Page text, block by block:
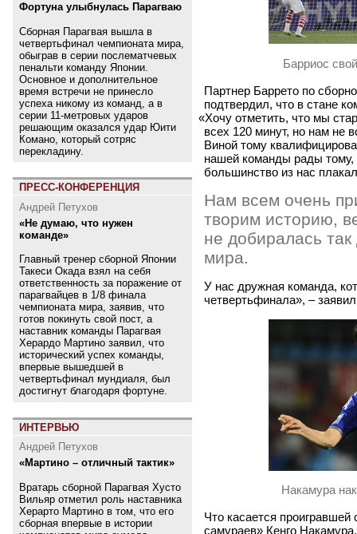
Барриос
Партнер Баррето по
подтвердил, что в стане
«Хочу отметить, что мы
всех 120 минут, но нам не
Виной тому
нашей команды рады
большинство из нас
Нам всем очень
творим историю,
не добиралась
мира.
У нас дружная команда,
четвертьфинала», –
Накамура
Что касается
самураев» Кенго
Фортуна улыбнулась Парагваю
Сборная Парагвая вышла в
четвертьфинал чемпионата мира,
обыграв в серии послематчевых
пенальти команду Японии.
Основное и дополнительное
время встречи не принесло
успеха никому из команд, а в
серии 11-метровых ударов
решающим оказался удар Юити
Комано, который сотряс
перекладину.
ПРЕСС-КОНФЕРЕНЦИЯ
Андрей Петухов
«Не думаю, что нужен
команде»
Главный тренер сборной Японии
Такеси Окада взял на себя
ответственность за поражение от
парагвайцев в 1/8 финала
чемпионата мира, заявив, что
готов покинуть свой пост, а
наставник команды Парагвая
Херардо Мартино заявил, что
исторический успех команды,
впервые вышедшей в
четвертьфинал мундиаля, был
достигнут благодаря фортуне.
ИНТЕРВЬЮ
Андрей Петухов
«Мартино – отличный тактик»
Вратарь сборной Парагвая Хусто
Вильяр отметил роль наставника
Херарто Мартино в том, что его
сборная впервые в истории